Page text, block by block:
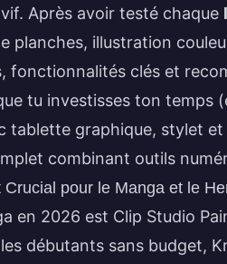
Après avoir testé chaque
planches, illustration
fonctionnalités clés et
tu investisses ton
combinant outils
pour le Manga et le
en 2026 est Clip Studio
débutants sans budget,